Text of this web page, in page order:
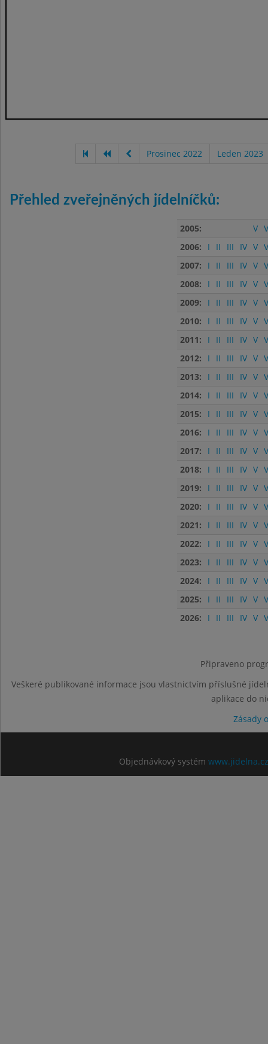
Prosinec 2022 Leden 2023
Přehled zveřejněných jídelníčků:
2005: V
2006:
I II III IV V
2007:
I II III IV V
2008:
I II III IV V
2009:
I II III IV V
2010:
I II III IV V
2011:
I II III IV V
2012:
I II III IV V
2013:
I II III IV V
2014:
I II III IV V
2015:
I II III IV V
2016:
I II III IV V
2017:
I II III IV V
2018:
I II III IV V
2019:
I II III IV V
2020:
I II III IV V
2021:
I II III IV V
2022:
I II III IV V
2023:
I II III IV V
2024:
I II III IV V
2025:
I II III IV V
2026:
I II III IV V
Připraveno
Veškeré publikované informace jsou vlastnictvím příslušné
aplikace do
Zásady
Objednávkový systém www.jidelna.cz